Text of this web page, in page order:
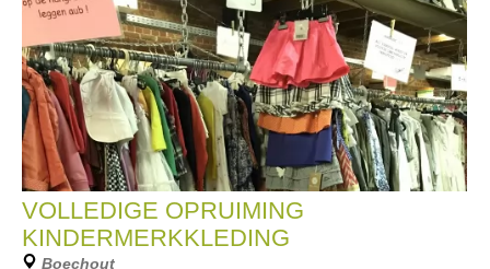
VOLLEDIGE OPRUIMING
KINDERMERKKLEDING
Boechout